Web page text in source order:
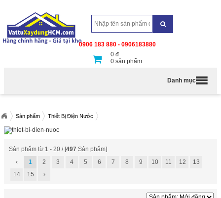
0906 183 880 - 0906183880
0 đ
0 sản phẩm
Danh mục
Sản phẩm Thiết Bị Điện Nước
Sản phẩm từ 1 - 20 / [497 Sản phẩm]
‹
1 2 3 4 5 6 7 8 9 10 11 12
13
14
15 ›